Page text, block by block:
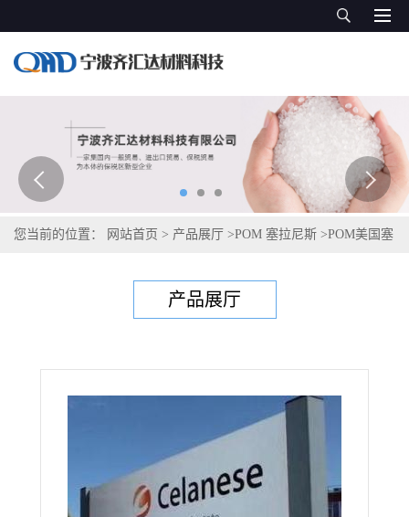
您当前的位置： 网站首页 > 产品展厅 >POM 塞拉尼斯 >POM美国塞
产品展厅